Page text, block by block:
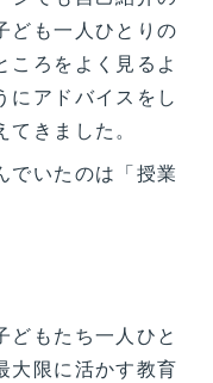
ども一人ひとりの
ころをよく見るよ
にアドバイスをし
きました。
でいたのは「授業
どもたち一人ひと
大限に活かす教育